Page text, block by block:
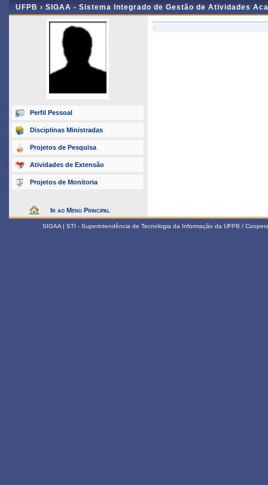
UFPB › SIGAA - Sistema Integrado de Gestão de Atividades
Perfil Pessoal
Disciplinas Ministradas
Projetos de Pesquisa
Atividades de Extensão
Projetos de Monitoria
Ir ao Menu Principal
-
SIGAA | STI - Superintendência de Tecnologia da Informação da UFPB /